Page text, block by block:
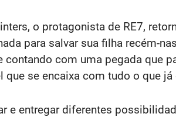
o protagonista de RE7,
para salvar sua filha recém-
contando com uma pegada que
que se encaixa com tudo o que
e entregar diferentes